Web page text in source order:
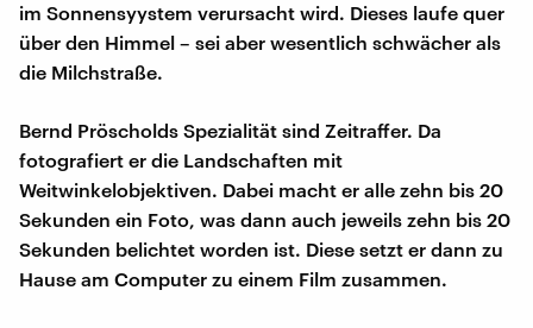
im Sonnensyystem verursacht wird. Dieses laufe quer
über den Himmel – sei aber wesentlich schwächer als
die Milchstraße.
Bernd Pröscholds Spezialität sind Zeitraffer. Da
fotografiert er die Landschaften mit
Weitwinkelobjektiven. Dabei macht er alle zehn bis 20
Sekunden ein Foto, was dann auch jeweils zehn bis 20
Sekunden belichtet worden ist. Diese setzt er dann zu
Hause am Computer zu einem Film zusammen.